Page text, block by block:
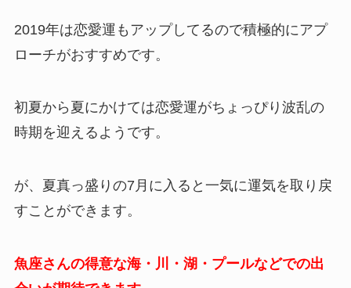
2019年は恋愛運もアップしてるので積極的にアプ
ローチがおすすめです。
初夏から夏にかけては恋愛運がちょっぴり波乱の
時期を迎えるようです。
が、夏真っ盛りの7月に入ると一気に運気を取り戻
すことができます。
魚座さんの得意な海・川・湖・プールなどでの出